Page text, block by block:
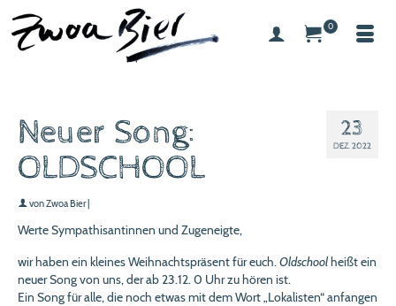
0
23
DEZ. 2022
Neuer Song:
OLDSCHOOL
vonZwoa Bier
Werte Sympathisantinnen und Zugeneigte,
wir haben ein kleines Weihnachtspräsent für euch.Oldschoolheißt ein
neuer Song von uns, der ab 23.12. 0 Uhr zu hören ist.
Ein Song für alle, die noch etwas mit dem Wort „Lokalisten“ anfangen